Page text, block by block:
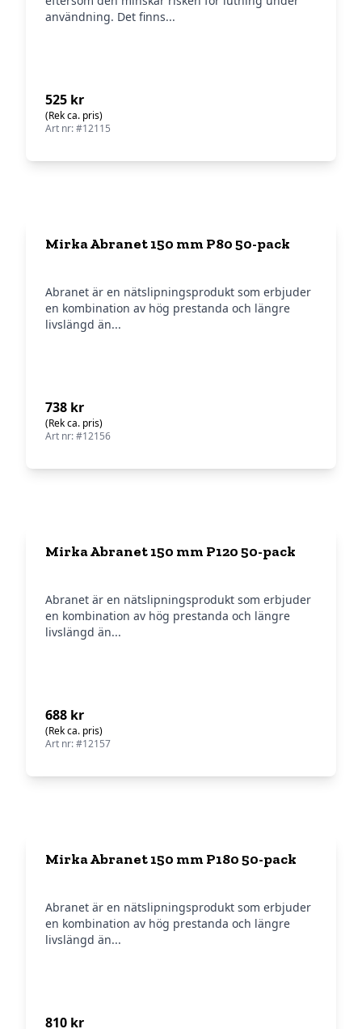
användning. Det finns...
525 kr
(Rek ca. pris)
Art nr: #12115
Mirka Abranet 150 mm P80 50-pack
Abranet är en nätslipningsprodukt som erbjuder
en kombination av hög prestanda och längre
livslängd än...
738 kr
(Rek ca. pris)
Art nr: #12156
Mirka Abranet 150 mm P120 50-pack
Abranet är en nätslipningsprodukt som erbjuder
en kombination av hög prestanda och längre
livslängd än...
688 kr
(Rek ca. pris)
Art nr: #12157
Mirka Abranet 150 mm P180 50-pack
Abranet är en nätslipningsprodukt som erbjuder
en kombination av hög prestanda och längre
livslängd än...
810 kr